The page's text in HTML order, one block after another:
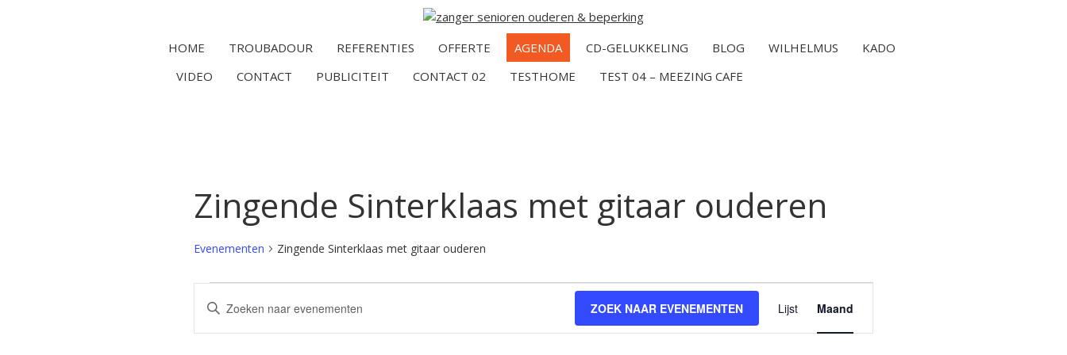
HOME TROUBADOUR REFERENTIES OFFERTE AGENDA CD-GELUKKELING BLOG WILHELMUS
KADO
VIDEO
CONTACT PUBLICITEIT CONTACT 02 TESTHOME TEST 04 – MEEZING CAFE
Zingende Sinterklaas met gitaar ouderen
Evenementen Zingende Sinterklaas met gitaar ouderen
Zoeken
en
Vul
keyword
ZOEK NAAR EVENEMENTEN
weergaven
navigatie
Lijst Maand